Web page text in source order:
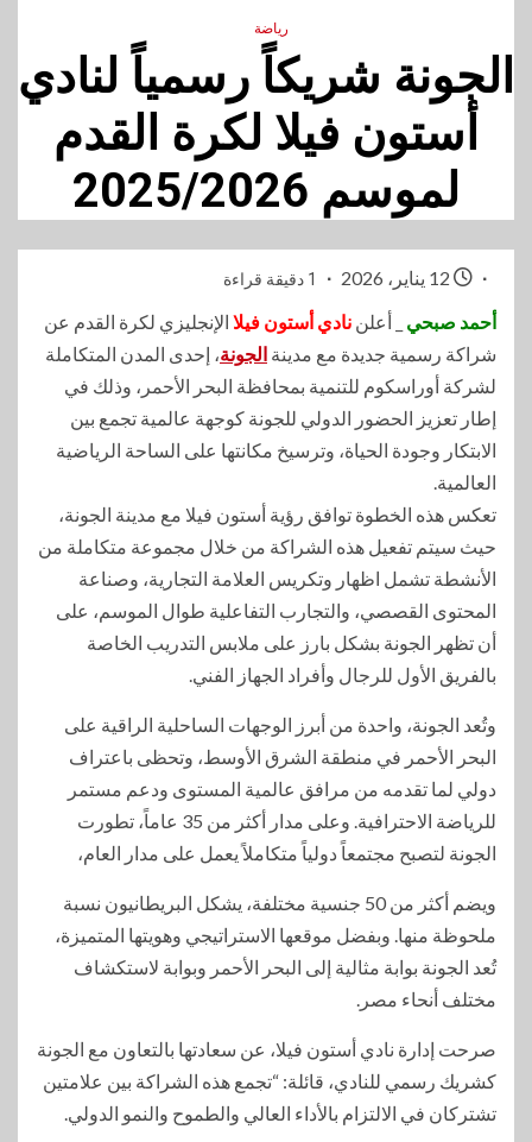
رياضة
الجونة شريكاً رسمياً لنادي
أستون فيلا لكرة القدم
لموسم 2025/2026
1 دقيقة قراءة
أحمد صبحي _ أعلن نادي أستون فيلا الإنجليزي لكرة القدم عن
شراكة رسمية جديدة مع مدينة الجونة، إحدى المدن المتكاملة
لشركة أوراسكوم للتنمية بمحافظة البحر الأحمر، وذلك في
إطار تعزيز الحضور الدولي للجونة كوجهة عالمية تجمع بين
الابتكار وجودة الحياة، وترسيخ مكانتها على الساحة الرياضية
العالمية.
تعكس هذه الخطوة توافق رؤية أستون فيلا مع مدينة الجونة،
حيث سيتم تفعيل هذه الشراكة من خلال مجموعة متكاملة من
الأنشطة تشمل اظهار وتكريس العلامة التجارية، وصناعة
المحتوى القصصي، والتجارب التفاعلية طوال الموسم، على
أن تظهر الجونة بشكل بارز على ملابس التدريب الخاصة
بالفريق الأول للرجال وأفراد الجهاز الفني.
وتُعد الجونة، واحدة من أبرز الوجهات الساحلية الراقية على
البحر الأحمر في منطقة الشرق الأوسط، وتحظى باعتراف
دولي لما تقدمه من مرافق عالمية المستوى ودعم مستمر
للرياضة الاحترافية. وعلى مدار أكثر من 35 عاماً، تطورت
الجونة لتصبح مجتمعاً دولياً متكاملاً يعمل على مدار العام،
ويضم أكثر من 50 جنسية مختلفة، يشكل البريطانيون نسبة
ملحوظة منها. وبفضل موقعها الاستراتيجي وهويتها المتميزة،
تُعد الجونة بوابة مثالية إلى البحر الأحمر وبوابة لاستكشاف
مختلف أنحاء مصر.
صرحت إدارة نادي أستون فيلا، عن سعادتها بالتعاون مع الجونة
كشريك رسمي للنادي، قائلة: “تجمع هذه الشراكة بين علامتين
تشتركان في الالتزام بالأداء العالي والطموح والنمو الدولي.